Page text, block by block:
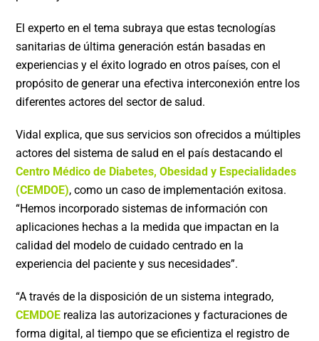
El experto en el tema subraya que estas tecnologías
sanitarias de última generación están basadas en
experiencias y el éxito logrado en otros países, con el
propósito de generar una efectiva interconexión entre los
diferentes actores del sector de salud.
Vidal explica, que sus servicios son ofrecidos a múltiples
actores del sistema de salud en el país destacando el
Centro Médico de Diabetes, Obesidad y Especialidades
(CEMDOE), como un caso de implementación exitosa.
“Hemos incorporado sistemas de información con
aplicaciones hechas a la medida que impactan en la
calidad del modelo de cuidado centrado en la
experiencia del paciente y sus necesidades”.
“A través de la disposición de un sistema integrado,
CEMDOE realiza las autorizaciones y facturaciones de
forma digital, al tiempo que se eficientiza el registro de